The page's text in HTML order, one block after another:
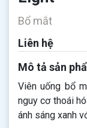
Bổ mắt
Liên hệ
Mô tả sản
Viên uống bổ
nguy cơ thoái
ánh sáng xanh